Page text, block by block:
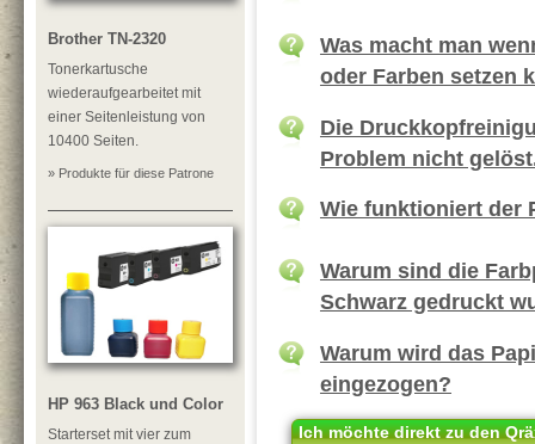
Brother TN-2320
Tonerkartusche
wiederaufgearbeitet mit
einer Seitenleistung von
10400 Seiten.
» Produkte für diese Patrone
HP 963 Black und Color
Starterset mit vier zum
Was macht man
oder Farben setzen
Die
Problem nicht
Wie funktioniert der
Warum sind die
Schwarz gedruckt
Warum wird das
eingezogen?
Ich möchte direkt zu den